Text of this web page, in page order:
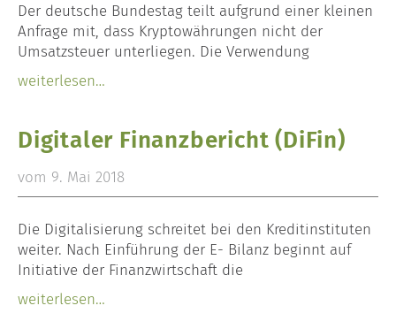
Der deutsche Bundestag teilt aufgrund einer kleinen
Anfrage mit, dass Kryptowährungen nicht der
Umsatzsteuer unterliegen. Die Verwendung
weiterlesen…
Digitaler Finanzbericht (DiFin)
vom 9. Mai 2018
Die Digitalisierung schreitet bei den Kreditinstituten
weiter. Nach Einführung der E- Bilanz beginnt auf
Initiative der Finanzwirtschaft die
weiterlesen…